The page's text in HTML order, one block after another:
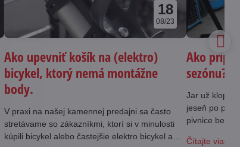
18
08/23
Ako upevniť košík na (elektro)
bicykel, ktorý nemá montážne
body.
V praxi na našej kamennej predajni sa často
stretávame so zákazníkmi, ktorí si v minulosti
kúpili bicykel alebo častejšie elektro bicykel a
Ako
sezónu?
Jar už klope
jeseň po
pivnice bez
Čítajte viac